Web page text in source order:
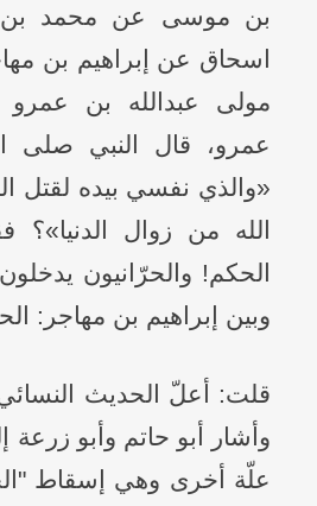
بن موسى عن محمد
اسحاق عن إبراهيم بن
مولى عبدالله بن
عمرو، قال النبي صلى
«والذي نفسي بيده لقتل
الله من زوال الدنيا»؟
الحكم! والحرّانيون
وبين إبراهيم بن مهاجر:
قلت: أعلّ الحديث
وأشار أبو حاتم وأبو زرعة
علّة أخرى وهي إسقاط